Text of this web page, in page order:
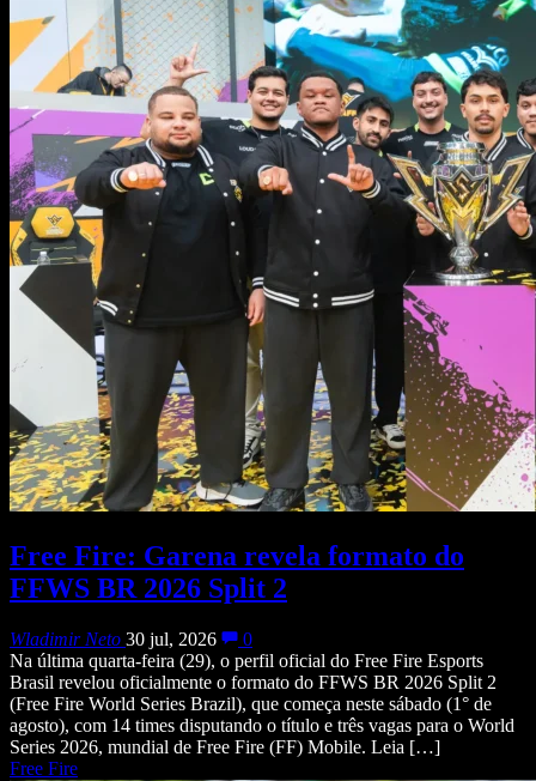
Free Fire: Garena revela formato do
FFWS BR 2026 Split 2
Wladimir Neto 30 jul, 2026
0
Na última quarta-feira (29), o perfil oficial do Free Fire Esports
Brasil revelou oficialmente o formato do FFWS BR 2026 Split 2
(Free Fire World Series Brazil), que começa neste sábado (1° de
agosto), com 14 times disputando o título e três vagas para o World
Series 2026, mundial de Free Fire (FF) Mobile. Leia […]
Free Fire